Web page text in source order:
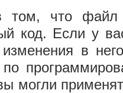
том, что
код. Если у
изменения в
по
могли